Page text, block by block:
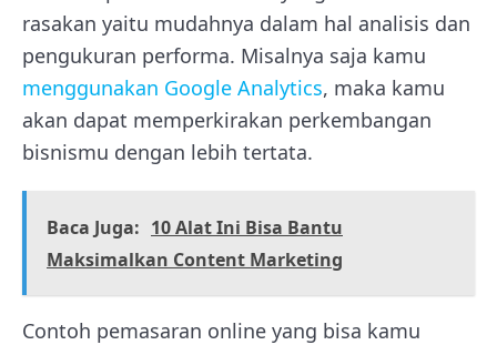
rasakan yaitu mudahnya dalam hal analisis dan
pengukuran performa. Misalnya saja kamu
menggunakan Google Analytics, maka kamu
akan dapat memperkirakan perkembangan
bisnismu dengan lebih tertata.
Baca Juga: 10 Alat Ini Bisa Bantu
Maksimalkan Content Marketing
Contoh pemasaran online yang bisa kamu